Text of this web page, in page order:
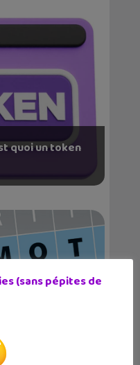
quoi un token
(sans pépites de